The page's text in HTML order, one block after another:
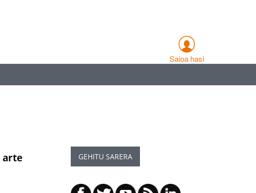
Saioa hasi
arte GEHITU SARERA